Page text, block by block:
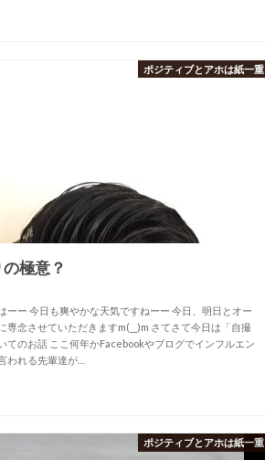
ポジティブとアホは紙一重
極意？
ーー 今日も爽やかな天気ですねーー 今日、明日とオー
専念させていただきますm(__)m さてさて今日は「自撮
てのお話 ここ何年かFacebookやブログでインフルエン
われる先輩達が…
ポジティブとアホは紙一重